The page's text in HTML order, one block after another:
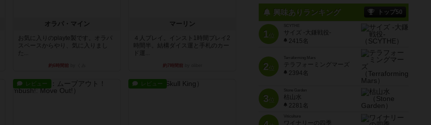
オラパ・マイン
お気に入りのplayte製です。オラパ
スペースからやり、気に入りまし
た...
約6時間前
マーリン
４人プレイ。インスト1時間プレイ2
時間半。結構ダイス運と手札のカー
ド運...
約7時間前
レビュー レビュー
興味ありランキング トップ50
1位
SCYTHE
サイズ -大鎌戦役-
2415名
2位
Terraforming Mars
テラフォーミングマーズ
2394名
3位
Stone Garden
枯山水
2281名
Viticulture
ワイナリーの四季